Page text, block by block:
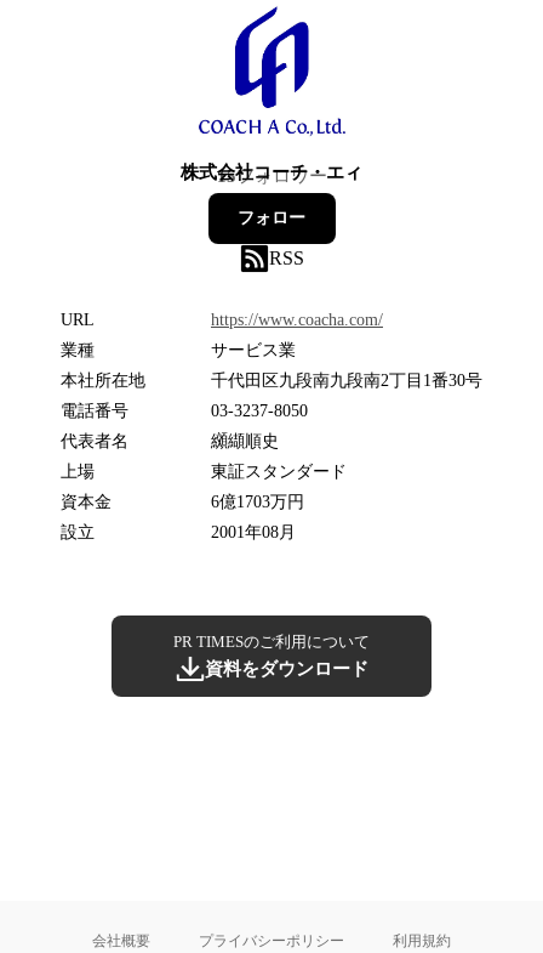
株式会社コーチ・エィ
15フォロワー
フォロー
RSS
URL
https://www.coacha.com/
業種
サービス業
本社所在地
千代田区九段南九段南2丁目1番30号
電話番号
03-3237-8050
代表者名
纐纈順史
上場
東証スタンダード
資本金
6億1703万円
設立
2001年08月
PR TIMESのご利用について
資料をダウンロード
会社概要 プライバシーポリシー 利用規約